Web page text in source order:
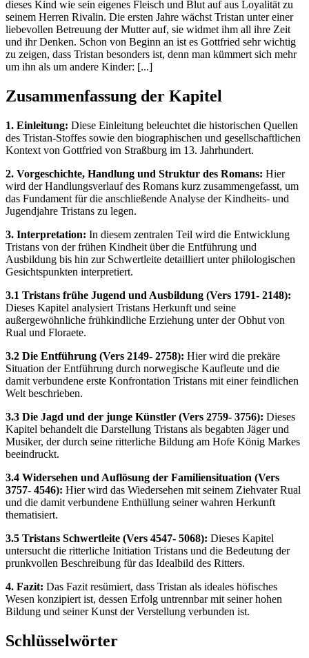
dieses Kind wie sein eigenes Fleisch und Blut auf aus Loyalität zu
seinem Herren Rivalin. Die ersten Jahre wächst Tristan unter einer
liebevollen Betreuung der Mutter auf, sie widmet ihm all ihre Zeit
und ihr Denken. Schon von Beginn an ist es Gottfried sehr wichtig
zu zeigen, dass Tristan besonders ist, denn man kümmert sich mehr
um ihn als um andere Kinder: [...]
Zusammenfassung der Kapitel
1. Einleitung: Diese Einleitung beleuchtet die historischen Quellen
des Tristan-Stoffes sowie den biographischen und gesellschaftlichen
Kontext von Gottfried von Straßburg im 13. Jahrhundert.
2. Vorgeschichte, Handlung und Struktur des Romans: Hier
wird der Handlungsverlauf des Romans kurz zusammengefasst, um
das Fundament für die anschließende Analyse der Kindheits- und
Jugendjahre Tristans zu legen.
3. Interpretation: In diesem zentralen Teil wird die Entwicklung
Tristans von der frühen Kindheit über die Entführung und
Ausbildung bis hin zur Schwertleite detailliert unter philologischen
Gesichtspunkten interpretiert.
3.1 Tristans frühe Jugend und Ausbildung (Vers 1791- 2148):
Dieses Kapitel analysiert Tristans Herkunft und seine
außergewöhnliche frühkindliche Erziehung unter der Obhut von
Rual und Floraete.
3.2 Die Entführung (Vers 2149- 2758): Hier wird die prekäre
Situation der Entführung durch norwegische Kaufleute und die
damit verbundene erste Konfrontation Tristans mit einer feindlichen
Welt beschrieben.
3.3 Die Jagd und der junge Künstler (Vers 2759- 3756): Dieses
Kapitel behandelt die Darstellung Tristans als begabten Jäger und
Musiker, der durch seine ritterliche Bildung am Hofe König Markes
beeindruckt.
3.4 Widersehen und Auflösung der Familiensituation (Vers
3757- 4546): Hier wird das Wiedersehen mit seinem Ziehvater Rual
und die damit verbundene Enthüllung seiner wahren Herkunft
thematisiert.
3.5 Tristans Schwertleite (Vers 4547- 5068): Dieses Kapitel
untersucht die ritterliche Initiation Tristans und die Bedeutung der
prunkvollen Beschreibung für das Idealbild des Ritters.
4. Fazit: Das Fazit resümiert, dass Tristan als ideales höfisches
Wesen konzipiert ist, dessen Erfolg untrennbar mit seiner hohen
Bildung und seiner Kunst der Verstellung verbunden ist.
Schlüsselwörter